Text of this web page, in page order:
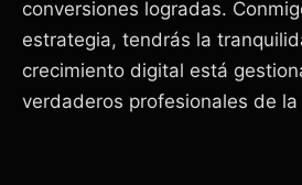
conversiones logradas.
estrategia, tendrás la
crecimiento digital está
verdaderos profesionales de